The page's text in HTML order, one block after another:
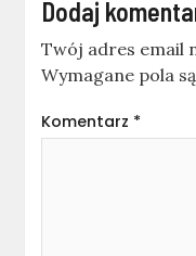
Dodaj
Twój adres email
Wymagane pola
Komentarz *